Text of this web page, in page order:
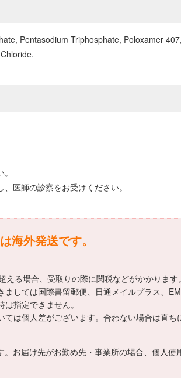
Pentasodium Triphosphate, Poloxamer
医師の診察をお受けください。
海外発送です。
る場合、受取りの際に関税などがかかります。
しては国際書留郵便、日通メイルプラス、
指定できません。
は個人差がございます。合わない場合は直ち
お届け先がお勤め先・事業所の場合、個人